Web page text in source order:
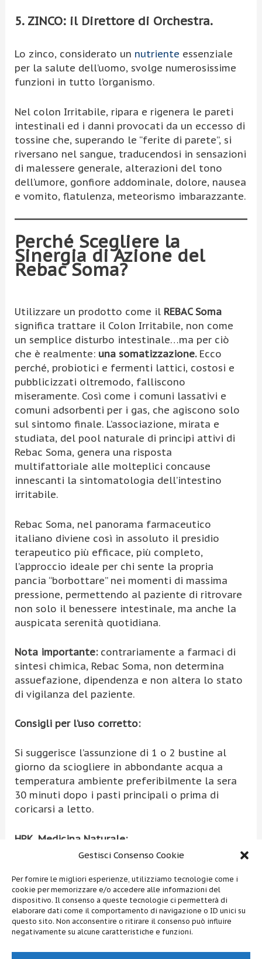
Gestisci Consenso Cookie
Per fornire le migliori esperienze, utilizziamo tecnologie come i
cookie per memorizzare e/o accedere alle informazioni del
dispositivo. Il consenso a queste tecnologie ci permetterà di
elaborare dati come il comportamento di navigazione o ID unici su
questo sito. Non acconsentire o ritirare il consenso può influire
negativamente su alcune caratteristiche e funzioni.
5. ZINCO: il Direttore di Orchestra.
Lo zinco, considerato un nutriente essenziale
per la salute dell’uomo, svolge numerosissime
funzioni in tutto l’organismo.
Nel colon Irritabile, ripara e rigenera le pareti
intestinali ed i danni provocati da un eccesso di
tossine che, superando le “ferite di parete”, si
riversano nel sangue, traducendosi in sensazioni
di malessere generale, alterazioni del tono
dell’umore, gonfiore addominale, dolore, nausea
e vomito, flatulenza, meteorismo imbarazzante.
Perché Scegliere la
Sinergia di Azione del
Rebac Soma?
Utilizzare un prodotto come il REBAC Soma
significa trattare il Colon Irritabile, non come
un semplice disturbo intestinale…ma per ciò
che è realmente: una somatizzazione.Ecco
perché, probiotici e fermenti lattici, costosi e
pubblicizzati oltremodo, falliscono
miseramente. Così come i comuni lassativi e
comuni adsorbenti per i gas, che agiscono solo
sul sintomo finale. L’associazione, mirata e
studiata, del pool naturale di principi attivi di
Rebac Soma, genera una risposta
multifattoriale alle molteplici concause
innescanti la sintomatologia dell’intestino
irritabile.
Rebac Soma, nel panorama farmaceutico
italiano diviene così in assoluto il presidio
terapeutico più efficace, più completo,
l’approccio ideale per chi sente la propria
pancia “borbottare” nei momenti di massima
pressione, permettendo al paziente di ritrovare
non solo il benessere intestinale, ma anche la
auspicata serenità quotidiana.
Nota importante:contrariamente a farmaci di
sintesi chimica, Rebac Soma, non determina
assuefazione, dipendenza e non altera lo stato
di vigilanza del paziente.
Consigli per l’uso corretto:
Si suggerisce l’assunzione di 1 o 2 bustine al
giorno da sciogliere in abbondante acqua a
temperatura ambiente preferibilmente la sera
30 minuti dopo i pasti principali o prima di
coricarsi a letto.
HPK, Medicina Naturale:
dr.
Mail:info@overfarma.it
Navigazione